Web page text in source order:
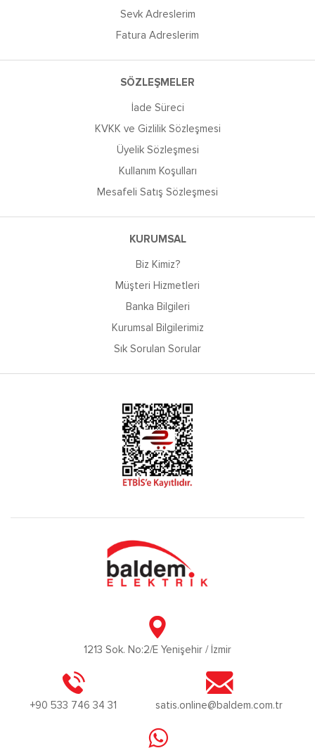
Sevk Adreslerim
Fatura Adreslerim
SÖZLEŞMELER
İade Süreci
KVKK ve Gizlilik Sözleşmesi
Üyelik Sözleşmesi
Kullanım Koşulları
Mesafeli Satış Sözleşmesi
KURUMSAL
Biz Kimiz?
Müşteri Hizmetleri
Banka Bilgileri
Kurumsal Bilgilerimiz
Sık Sorulan Sorular
1213 Sok. No:2/E Yenişehir / İzmir
+90 533 746 34 31 satis.online@baldem.com.tr